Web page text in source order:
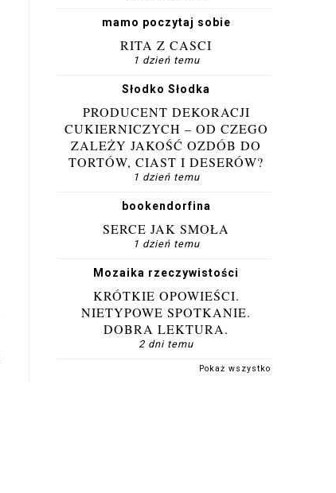
mamo poczytaj sobie
RITA Z CASCI
1 dzień temu
Słodko Słodka
PRODUCENT DEKORACJI
CUKIERNICZYCH – OD CZEGO
ZALEŻY JAKOŚĆ OZDÓB DO
TORTÓW, CIAST I DESERÓW?
1 dzień temu
bookendorfina
SERCE JAK SMOŁA
1 dzień temu
Mozaika rzeczywistości
KRÓTKIE OPOWIEŚCI.
NIETYPOWE SPOTKANIE.
DOBRA LEKTURA.
2 dni temu
Pokaż wszystko